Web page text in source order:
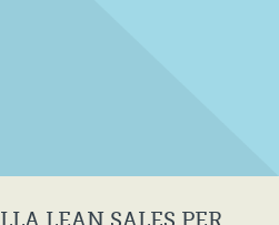
LEAN SALES PER